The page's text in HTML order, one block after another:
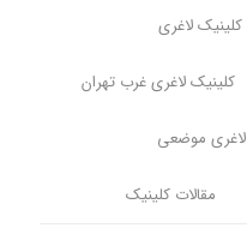
کلینیک لاغری
کلینیک لاغری غرب تهران
لاغری موضعی
مقالات کلینیک